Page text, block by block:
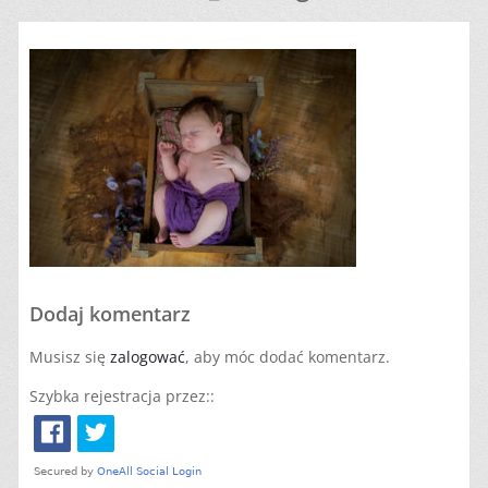
Dodaj komentarz
Musisz się zalogować, aby móc dodać komentarz.
Szybka rejestracja przez::